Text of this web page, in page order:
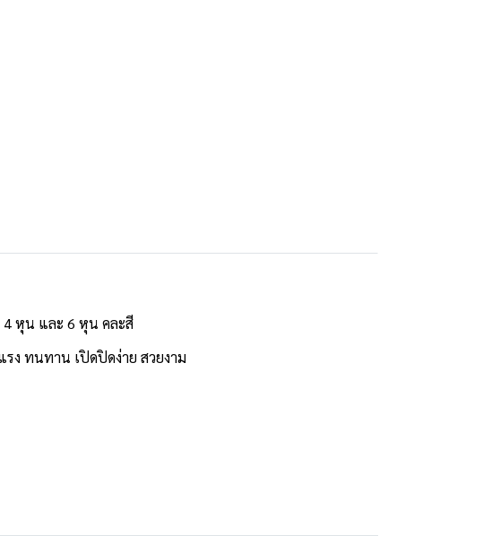
หุน และ 6 หุน คละสี
รง ทนทาน เปิดปิดง่าย สวยงาม